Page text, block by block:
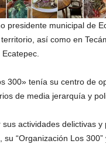
presidente municipal de
así como en
300» tenía su centro de
de media jerarquía y
actividades delictivas y
“Organización Los 300”